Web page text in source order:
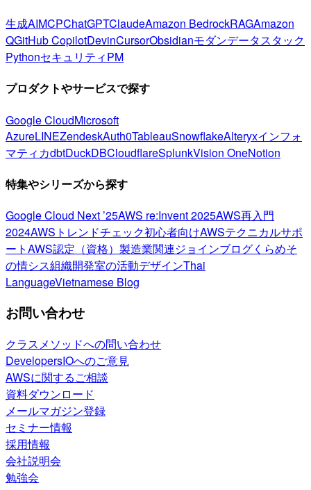
生成AIMCPChatGPTClaudeAmazon BedrockRAGAmazon
QGitHub CopilotDevinCursorObsidianモダンデータスタック
PythonセキュリティPM
プロダクトやサービスで探す
Google CloudMicrosoft
AzureLINEZendeskAuth0TableauSnowflakeAlteryxインフォ
マティカdbtDuckDBCloudflareSplunkVision OneNotion
特集やシリーズから探す
Google Cloud Next ’25AWS re:Invent 2025AWS再入門
2024AWSトレンドチェック初心者向けAWSテクニカルサポ
ートAWS認定（資格） 製造業関連ジョインブログくらめそ
の情シス組織開発室の活動デザインThai
LanguageVietnamese Blog
お問い合わせ
クラスメソッドへの問い合わせ
DevelopersIOへのご意見
AWSに関するご相談
資料ダウンロード
メールマガジン登録
セミナー情報
採用情報
会社説明会
勉強会